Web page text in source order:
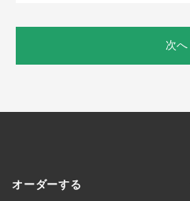
次へ
オーダーする